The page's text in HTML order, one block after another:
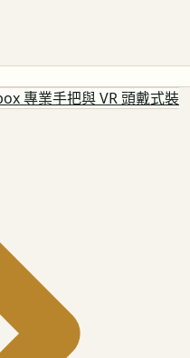
專業手把與 VR 頭戴式裝